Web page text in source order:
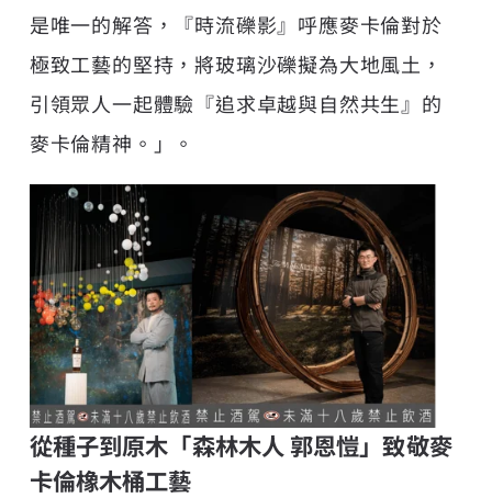
是唯一的解答，『時流礫影』呼應麥卡倫對於
極致工藝的堅持，將玻璃沙礫擬為大地風土，
引領眾人一起體驗『追求卓越與自然共生』的
麥卡倫精神。」。
從種子到原木「森林木人 郭恩愷」致敬麥
卡倫橡木桶工藝